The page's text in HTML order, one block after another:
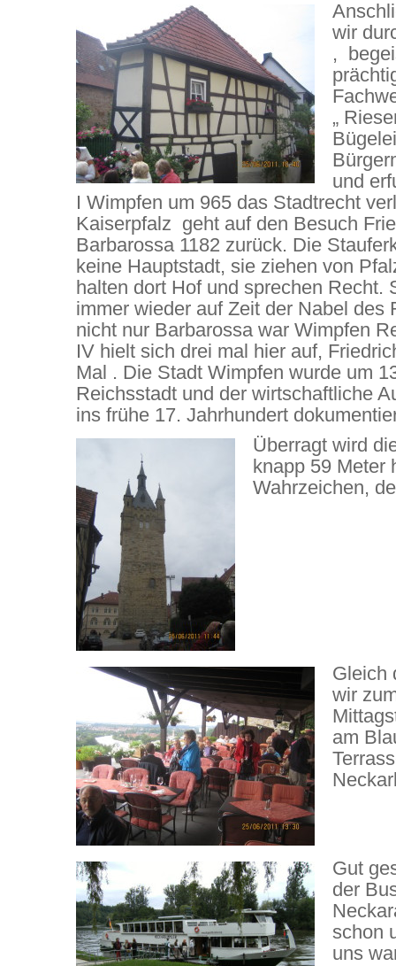
wir
,
„
und
I Wimpfen um 965 das Stadtrecht
Kaiserpfalz geht auf den Besuch
Barbarossa 1182 zurück. Die
keine Hauptstadt, sie ziehen von
halten dort Hof und sprechen Recht.
immer wieder auf Zeit der Nabel des
nicht nur Barbarossa war Wimpfen
IV hielt sich drei mal hier auf,
Mal . Die Stadt Wimpfen wurde um
Reichsstadt und der wirtschaftliche
ins frühe 17. Jahrhundert
Überragt wird
knapp 59 Meter
Wahrzeichen,
Gleich
wir
am
Gut
der
schon
uns